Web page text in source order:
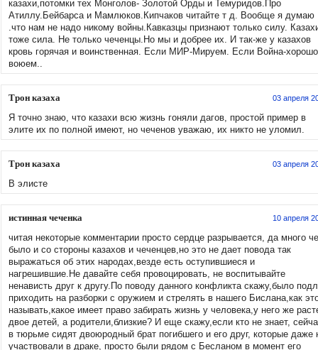
казахи,потомки тех Монголов- Золотой Орды и Темуридов.Про
Атиллу.Бейбарса и Мамлюков.Кипчаков читайте т д. Вообще я думаю
.что нам не надо никому войны.Кавказцы признают только силу.
тоже сила. Не только чеченцы.Но мы и добрее их. И так-же у казахов
кровь горячая и воинственная. Если МИР-Мируем. Если Война-хорошо
воюем..
Трон казаха 03 апреля
Я точно знаю, что казахи всю жизнь гоняли дагов, простой пример в
элите их по полной имеют, но чеченов уважаю, их никто не уломил.
Трон казаха 03 апреля
В элисте
истинная чеченка 10 апреля
читая некоторые комментарии просто сердце разрывается, да много
было и со стороны казахов и чеченцев,но это не дает повода так
выражаться об этих народах,везде есть оступившиеся и
нагрешившие.Не давайте себя провоцировать, не воспитывайте
ненависть друг к другу.По поводу данного конфликта скажу,было
приходить на разборки с оружием и стрелять в нашего Бислана,как
называть,какое имеет право забирать жизнь у человека,у него же
двое детей, а родители,близкие? И еще скажу,если кто не знает,
в тюрьме сидят двоюродный брат погибшего и его друг, которые даже
участвовали в драке, просто были рядом с Бесланом в момент его